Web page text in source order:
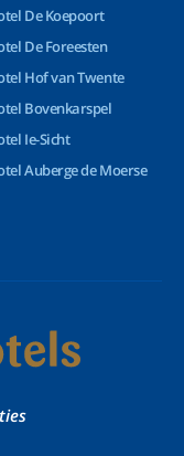
De Koepoort
De Foreesten
Hof van Twente
Bovenkarspel
Ie-Sicht
Auberge de Moerse